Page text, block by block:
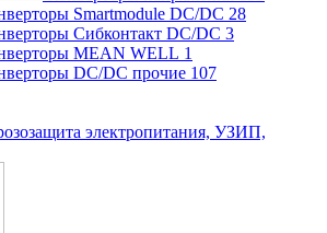
Smartmodule DC/DC 28
Сибконтакт DC/DC 3
MEAN WELL 1
DC/DC прочие 107
электропитания, УЗИП,